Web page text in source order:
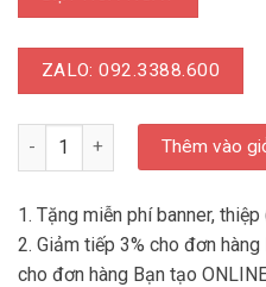
ZALO: 092.3388.600
LD HTL 030 - Vòng Hoa Chia
Thêm vào
1. Tặng miễn phí banner,
2. Giảm tiếp 3% cho đơn
cho đơn hàng Bạn tạo